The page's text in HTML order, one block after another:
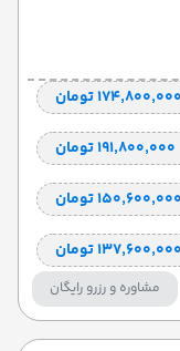
۱۷۴٬۸۰۰٬۰۰۰ تومان
۱۹۱٬۸۰۰٬۰۰۰ تومان
۱۵۰٬۶۰۰٬۰۰۰ تومان
۱۳۷٬۶۰۰٬۰۰۰ تومان
مشاوره و رزرو رایگان